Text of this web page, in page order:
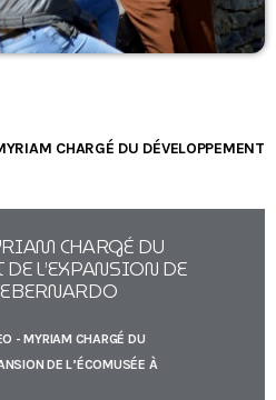
CHARGÉ DU
L’EXPANSION DE
- MYRIAM CHARGÉ DU
DE L’ÉCOMUSÉE À